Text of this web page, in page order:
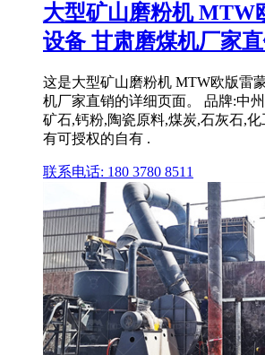
大型矿山磨粉机 MTW
设备 甘肃磨煤机厂家
这是大型矿山磨粉机 MTW欧版雷
机厂家直销的详细页面。 品牌:中
矿石,钙粉,陶瓷原料,煤炭,石灰石,化
有可授权的自有 .
联系电话: 180 3780 8511